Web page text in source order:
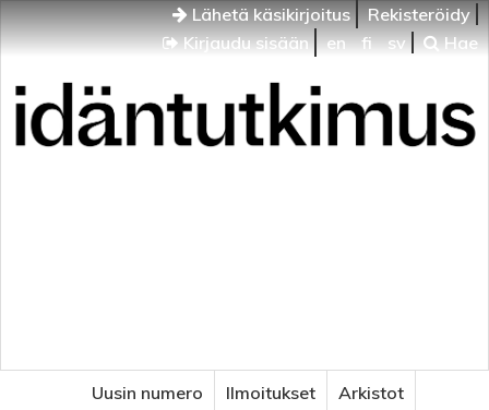
Lähetä käsikirjoitus
Rekisteröidy
Kirjaudu sisään
en fi sv Hae
Uusin numero Ilmoitukset
Arkistot